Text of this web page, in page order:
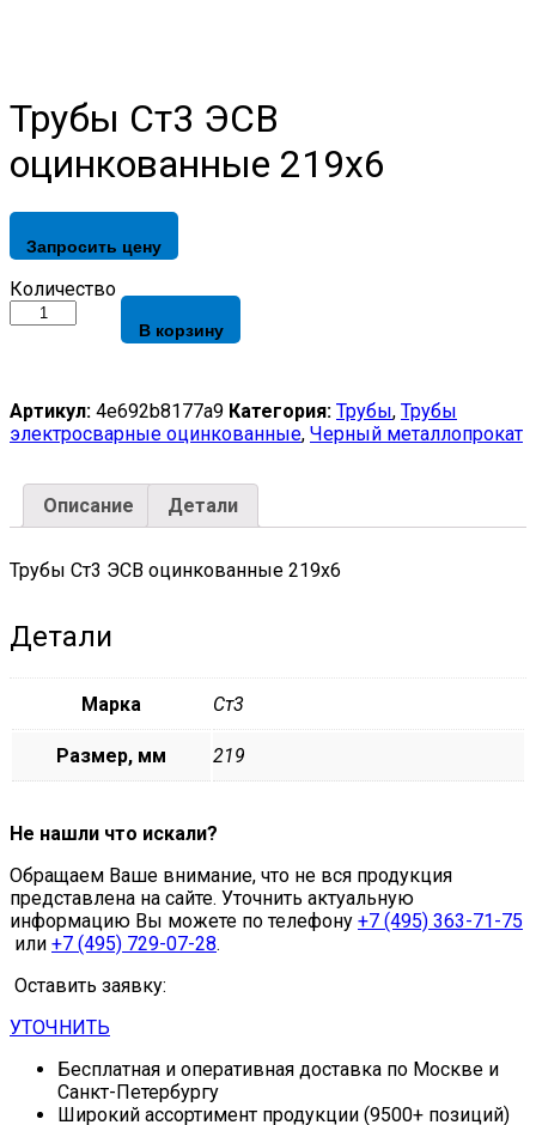
Трубы Ст3 ЭСВ
оцинкованные 219х6
Запросить цену
Трубы
quantity
Количество
В корзину
Артикул: 4e692b8177a9 Категория: Трубы, Трубы
электросварные оцинкованные, Черный металлопрокат
Описание Детали
Трубы Ст3 ЭСВ оцинкованные 219х6
Детали
Марка Ст3
Размер, мм 219
Не нашли что искали?
Обращаем Ваше внимание, что не вся продукция
представлена на сайте. Уточнить актуальную
информацию Вы можете по телефону +7 (495) 363-71-75
или +7 (495) 729-07-28.
Оставить заявку:
УТОЧНИТЬ
Бесплатная и оперативная доставка по Москве и
Санкт-Петербургу
Широкий ассортимент продукции (9500+ позиций)